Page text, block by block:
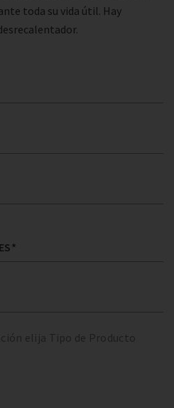
toda su vida útil. Hay
elija Tipo de Producto